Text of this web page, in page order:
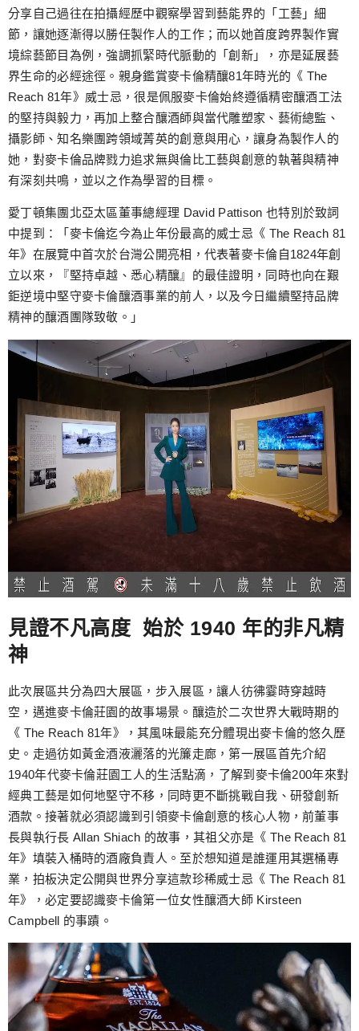
分享自己過往在拍攝經歷中觀察學習到藝能界的「工藝」細
節，讓她逐漸得以勝任製作人的工作；而以她首度跨界製作實
境綜藝節目為例，強調抓緊時代脈動的「創新」，亦是延展藝
界生命的必經途徑。親身鑑賞麥卡倫精釀81年時光的《 The
Reach 81年》威士忌，很是佩服麥卡倫始終遵循精密釀酒工法
的堅持與毅力，再加上整合釀酒師與當代雕塑家、藝術總監、
攝影師、知名樂團跨領域菁英的創意與用心，讓身為製作人的
她，對麥卡倫品牌戮力追求無與倫比工藝與創意的執著與精神
有深刻共鳴，並以之作為學習的目標。
愛丁頓集團北亞太區董事總經理 David Pattison 也特別於致詞
中提到：「麥卡倫迄今為止年份最高的威士忌《 The Reach 81
年》在展覽中首次於台灣公開亮相，代表著麥卡倫自1824年創
立以來，『堅持卓越、悉心精釀』的最佳證明，同時也向在艱
鉅逆境中堅守麥卡倫釀酒事業的前人，以及今日繼續堅持品牌
精神的釀酒團隊致敬。」
見證不凡高度 始於 1940 年的非凡精
神
此次展區共分為四大展區，步入展區，讓人彷彿霎時穿越時
空，邁進麥卡倫莊園的故事場景。釀造於二次世界大戰時期的
《 The Reach 81年》，其風味最能充分體現出麥卡倫的悠久歷
史。走過彷如黃金酒液灑落的光簾走廊，第一展區首先介紹
1940年代麥卡倫莊園工人的生活點滴，了解到麥卡倫200年來對
經典工藝是如何地堅守不移，同時更不斷挑戰自我、研發創新
酒款。接著就必須認識到引領麥卡倫創意的核心人物，前董事
長與執行長 Allan Shiach 的故事，其祖父亦是《 The Reach 81
年》填裝入桶時的酒廠負責人。至於想知道是誰運用其選桶專
業，拍板決定公開與世界分享這款珍稀威士忌《 The Reach 81
年》，必定要認識麥卡倫第一位女性釀酒大師 Kirsteen
Campbell 的事蹟。